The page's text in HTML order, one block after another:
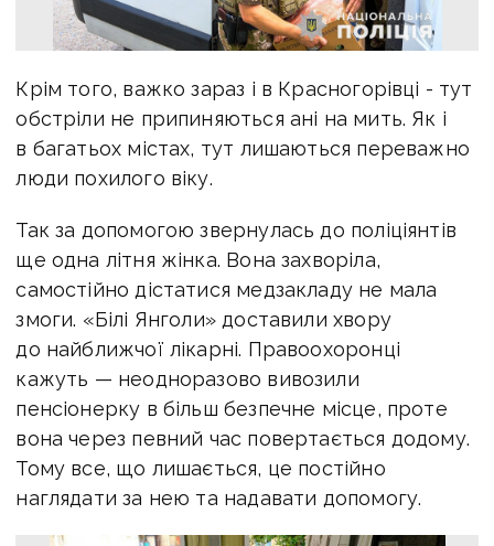
Крім того, важко зараз і в Красногорівці - тут
обстріли не припиняються ані на мить. Як і
в багатьох містах, тут лишаються переважно
люди похилого віку.
Так за допомогою звернулась до поліціянтів
ще одна літня жінка. Вона захворіла,
самостійно дістатися медзакладу не мала
змоги. «Білі Янголи» доставили хвору
до найближчої лікарні. Правоохоронці
кажуть — неодноразово вивозили
пенсіонерку в більш безпечне місце, проте
вона через певний час повертається додому.
Тому все, що лишається, це постійно
наглядати за нею та надавати допомогу.